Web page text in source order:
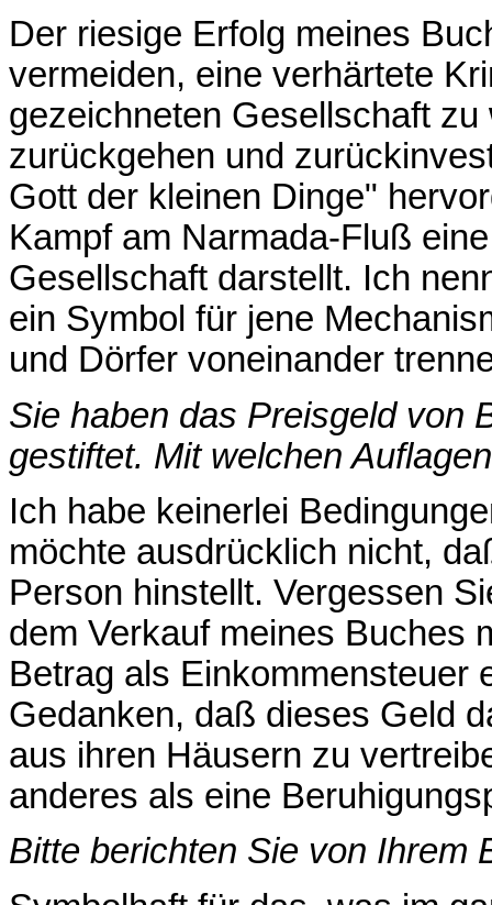
Der riesige Erfolg meines
vermeiden, eine verhärtete
gezeichneten Gesellschaft
zurückgehen und
Gott der kleinen Dinge"
Kampf am Narmada-Fluß
Gesellschaft darstellt. Ich
ein Symbol für jene
und Dörfer voneinander
Sie haben das Preisgeld von
gestiftet. Mit welchen
Ich habe keinerlei
möchte ausdrücklich nicht,
Person hinstellt. Vergessen
dem Verkauf meines Buches
Betrag als Einkommensteuer
Gedanken, daß dieses Geld
aus ihren Häusern zu
anderes als eine
Bitte berichten Sie von Ihrem